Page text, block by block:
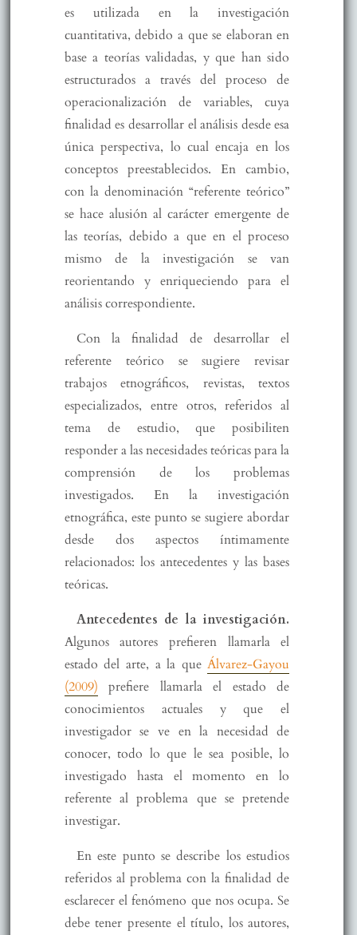
es utilizada en la investigación
cuantitativa, debido a que se elaboran en
base a teorías validadas, y que han sido
estructurados a través del proceso de
operacionalización de variables, cuya
finalidad es desarrollar el análisis desde esa
única perspectiva, lo cual encaja en los
conceptos preestablecidos. En cambio,
con la denominación “referente teórico”
se hace alusión al carácter emergente de
las teorías, debido a que en el proceso
mismo de la investigación se van
reorientando y enriqueciendo para el
análisis correspondiente.
Con la finalidad de desarrollar el
referente teórico se sugiere revisar
trabajos etnográficos, revistas, textos
especializados, entre otros, referidos al
tema de estudio, que posibiliten
responder a las necesidades teóricas para la
comprensión de los problemas
investigados. En la investigación
etnográfica, este punto se sugiere abordar
desde dos aspectos íntimamente
relacionados: los antecedentes y las bases
teóricas.
Antecedentes de la investigación.
Algunos autores prefieren llamarla el
estado del arte, a la queÁlvarez-Gayou
(2009) prefiere llamarla el estado de
conocimientos actuales y que el
investigador se ve en la necesidad de
conocer, todo lo que le sea posible, lo
investigado hasta el momento en lo
referente al problema que se pretende
investigar.
En este punto se describe los estudios
referidos al problema con la finalidad de
esclarecer el fenómeno que nos ocupa. Se
debe tener presente el título, los autores,